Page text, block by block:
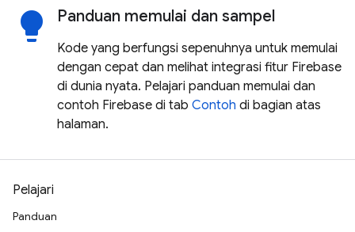
lightbulb Panduan memulai dan sampel
Kode yang berfungsi sepenuhnya untuk memulai
dengan cepat dan melihat integrasi fitur Firebase
di dunia nyata. Pelajari panduan memulai dan
contoh Firebase di tab Contoh di bagian atas
halaman.
Pelajari
Panduan